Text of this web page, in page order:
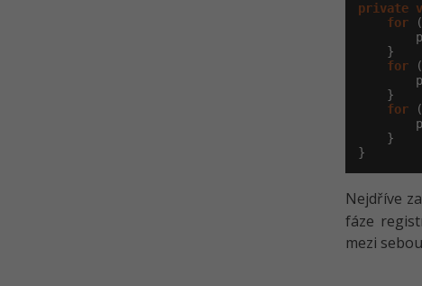
private
for
    }
for
    }
for
    }
}
Nejdříve
fáze
mezi